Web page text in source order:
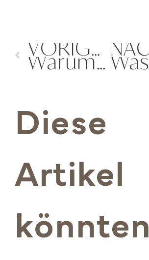
VORIGER
Warum minimalistische Brands erfolgreicher sind
Diese
Artikel
könnten